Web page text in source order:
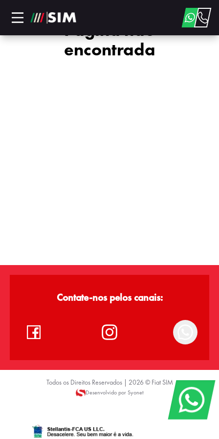
Página não
encontrada
Contate-nos pelos canais:
Todos os Direitos Reservados | 2026 © Fiat SIM
Desenvolvido por Syonet